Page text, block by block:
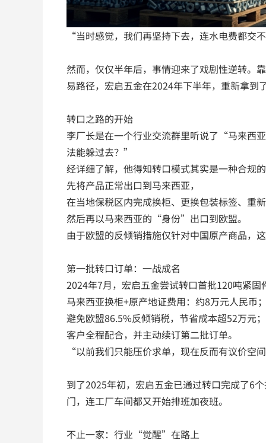
“当时感觉，我们再坚持下去，连水电费都交
然而，仅仅半年后，事情迎来了戏剧性逆转
易路径，宏启五金在2024年下半年，重新拿到
转口之路的开始
李厂长是在一个行业交流群里听说了“马来西
法能躲过去？”
经详细了解，他得知转口模式其实是一种合规
先将产品正常出口到马来西亚，
在当地保税区内完成换柜、更换包装标签、重
然后再以马来西亚的“身份”出口到欧盟。
由于欧盟的反倾销措施仅针对中国原产商品
第一批转口订单：一战成名
2024年7月，宏启五金尝试转口首批120吨紧固
马来西亚换柜+原产地证费用：约8万元人民币
避免欧盟86.5%反倾销税，节省成本超52万元；
客户全程配合，并主动续订第二批订单。
“以前我们只能压价求单，现在反而有议价空
到了2025年初，宏启五金已通过转口完成了6
门，连工厂车间都又开始排班加夜班。
不止一家：行业“觉醒”在路上